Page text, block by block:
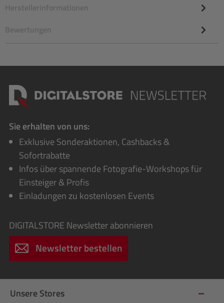
Herstellerinformationen
Bewertungen
Sie erhalten von uns:
Exklusive Sonderaktionen, Cashbacks &
Sofortrabatte
Infos über spannende Fotografie-Workshops für
Einsteiger & Profis
Einladungen zu kostenlosen Events
DIGITALSTORE Newsletter abonnieren
Newsletter bestellen
Unsere Stores